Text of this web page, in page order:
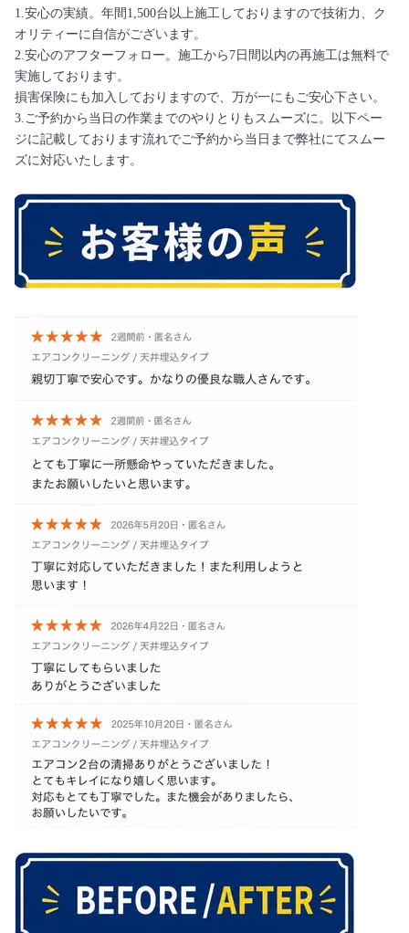
1.安心の実績。年間1,500台以上施工しておりますので技術力、ク
オリティーに自信がございます。
2.安心のアフターフォロー。施工から7日間以内の再施工は無料で
実施しております。
損害保険にも加入しておりますので、万が一にもご安心下さい。
3.ご予約から当日の作業までのやりとりもスムーズに。以下ペー
ジに記載しております流れでご予約から当日まで弊社にてスムー
ズに対応いたします。